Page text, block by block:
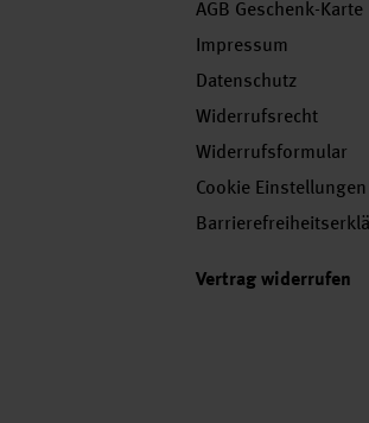
AGB Geschenk-Karte
Impressum
Datenschutz
Widerrufsrecht
Widerrufsformular
Cookie Einstellungen
Vertrag widerrufen